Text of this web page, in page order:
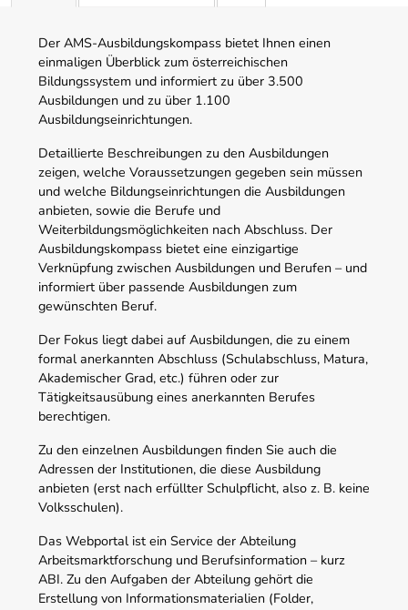
Der AMS-Ausbildungskompass bietet Ihnen einen
einmaligen Überblick zum österreichischen
Bildungssystem und informiert zu über 3.500
Ausbildungen und zu über 1.100
Ausbildungseinrichtungen.
Detaillierte Beschreibungen zu den Ausbildungen
zeigen, welche Voraussetzungen gegeben sein müssen
und welche Bildungseinrichtungen die Ausbildungen
anbieten, sowie die Berufe und
Weiterbildungsmöglichkeiten nach Abschluss. Der
Ausbildungskompass bietet eine einzigartige
Verknüpfung zwischen Ausbildungen und Berufen – und
informiert über passende Ausbildungen zum
gewünschten Beruf.
Der Fokus liegt dabei auf Ausbildungen, die zu einem
formal anerkannten Abschluss (Schulabschluss, Matura,
Akademischer Grad, etc.) führen oder zur
Tätigkeitsausübung eines anerkannten Berufes
berechtigen.
Zu den einzelnen Ausbildungen finden Sie auch die
Adressen der Institutionen, die diese Ausbildung
anbieten (erst nach erfüllter Schulpflicht, also z. B. keine
Volksschulen).
Das Webportal ist ein Service der Abteilung
Arbeitsmarktforschung und Berufsinformation – kurz
ABI. Zu den Aufgaben der Abteilung gehört die
Erstellung von Informationsmaterialien (Folder,